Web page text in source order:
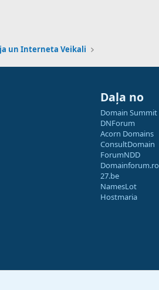
un Interneta Veikali
Daļa no
Domain Summit
DNForum
Acorn Domains
ConsultDomain
ForumNDD
Domainforum.ro
27.be
NamesLot
Hostmaria